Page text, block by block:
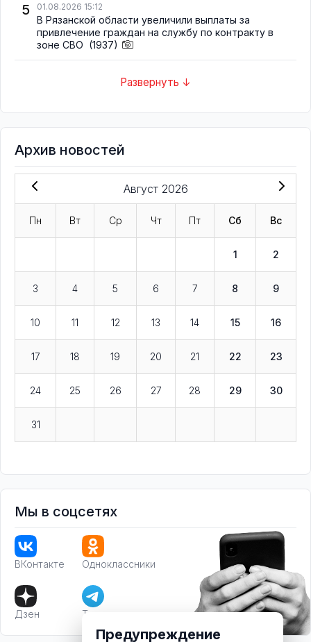
5 01.08.2026 15:12
В Рязанской области увеличили выплаты за
привлечение граждан на службу по контракту в
зоне СВО (1937)
Развернуть ↓
Архив новостей
Август 2026
Пн Вт Ср Чт Пт Сб Вс
1 2
3 4 5 6 7 8 9
10 11 12 13 14 15 16
17 18 19 20 21 22 23
24 25 26 27 28 29 30
31
Мы в соцсетях
ВКонтакте Одноклассники
Дзен Телеграм
Предупреждение